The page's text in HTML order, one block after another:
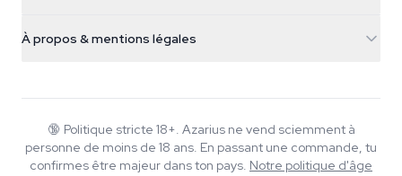
+31(0)204897914
Smokeshop
Politique de retour
Politique de confidentialité
À propos & mentions légales
Wiki
Musique
🔞 Politique stricte 18+. Azarius ne vend sciemment à
personne de moins de 18 ans. En passant une commande, tu
confirmes être majeur dans ton pays. Notre politique d'âge